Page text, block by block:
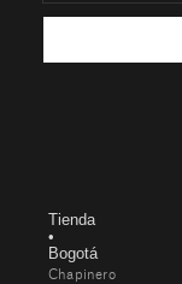
Tienda
•
Bogotá
Chapinero